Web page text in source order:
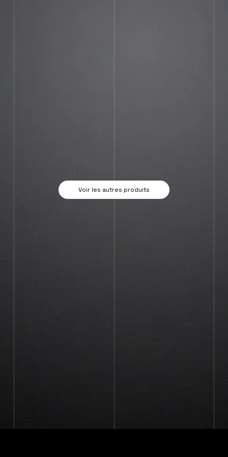
Voir les autres produits